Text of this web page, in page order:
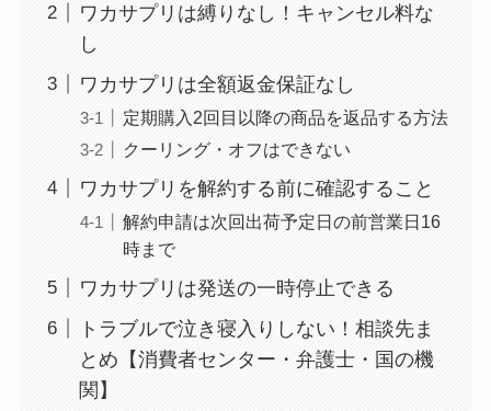
レミノの解約方法ま
ベストタイミングを
詳しく解説！
まとめ！電話が繋が
らない時の裏ワザ
なにわサプリ
Sivorune(シボルネ)
なぜ解約できない？
ワカサプリは縛りなし！キャンセル料な
し
ワカサプリは全額返金保証なし
定期購入2回目以降の商品を返品する方法
クーリング・オフはできない
ワカサプリを解約する前に確認すること
解約申請は次回出荷予定日の前営業日16
時まで
ワカサプリは発送の一時停止できる
トラブルで泣き寝入りしない！相談先ま
とめ【消費者センター・弁護士・国の機
関】